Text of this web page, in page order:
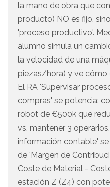
la mano de obra que
producto) NO es fijo,
'proceso productivo'.
alumno simula un
la velocidad de una
piezas/hora) y ve cómo
El RA 'Supervisar
compras' se potencia:
robot de €500k que
vs. mantener 3
información contable'
de 'Margen de
Coste de Material -
estación Z (Z4) con